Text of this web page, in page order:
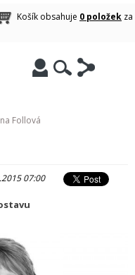
Košík obsahuje 0 položek za
Follová
07:00